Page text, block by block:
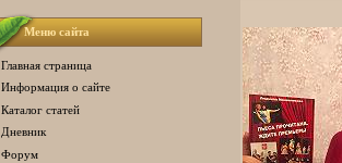
Меню сайта
Главная страница
Информация о сайте
Каталог статей
Дневник
Форум